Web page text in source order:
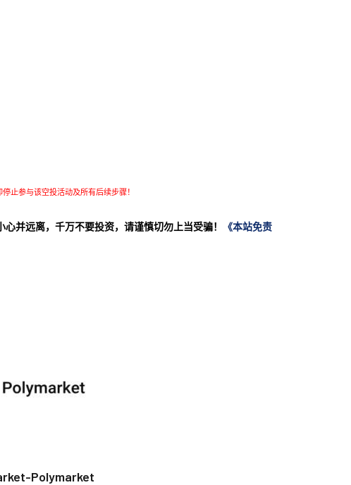
止参与该空投活动及所有后续步骤！
并远离，千万不要投资，请谨慎切勿上当受骗！
《本站免责
Polymarket